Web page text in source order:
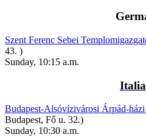
Szent Ferenc Sebei
43. )
Sunday, 10:15 a.m.
Budapest-Alsóvízivárosi Árpád-házi
Budapest, Fő u. 32.)
Sunday, 10:30 a.m.